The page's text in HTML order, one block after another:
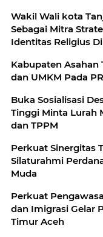
Wakil Wali kota
Sebagai Mitra
Identitas Religius
Kabupaten Asahan
dan UMKM Pada
Buka Sosialisasi
Tinggi Minta Lurah
dan TPPM
Perkuat Sinergitas
Silaturahmi
Muda
Perkuat
dan Imigrasi Gelar
Timur Aceh